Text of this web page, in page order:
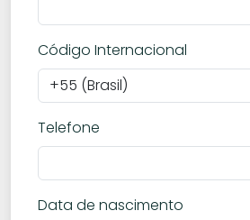
Código Internacional
Telefone
Data de nascimento